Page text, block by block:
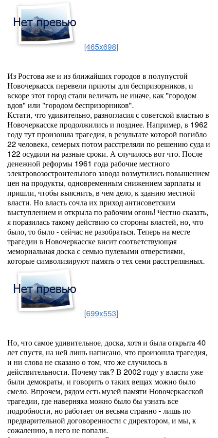
[465x698]
Из Ростова же и из ближайших городов в полупустой
Новочеркасск перевели приюты для беспризорников, и
вскоре этот город стали величать не иначе, как "городом
вдов" или "городом беспризорников".
Кстати, что удивительно, разногласия с советской властью в
Новочеркасске продолжились и позднее. Например, в 1962
году тут произошла трагедия, в результате которой погибло
22 человека, семерых потом расстреляли по решению суда и
122 осудили на разные сроки. А случилось вот что. После
денежной реформы 1961 года рабочие местного
электровозостроительного завода возмутились повышением
цен на продукты, одновременным снижением зарплаты и
пришли, чтобы выяснить, в чем дело, к зданию местной
власти. Но власть сочла их приход антисоветским
выступлением и открыла по рабочим огонь! Честно сказать,
я поразилась такому действию со стороны властей, но, что
было, то было - сейчас не разобраться. Теперь на месте
трагедии в Новочеркасске висит соответствующая
мемориальная доска с семью пулевыми отверстиями,
которые символизируют память о тех семи расстрелянных.
[699x553]
Но, что самое удивительное, доска, хотя и была открыта 40
лет спустя, на ней лишь написано, что произошла трагедия,
и ни слова не сказано о том, что же случилось в
действительности. Почему так? В 2002 году у власти уже
были демократы, и говорить о таких вещах можно было
смело. Впрочем, рядом есть музей памяти Новочеркасской
трагедии, где наверняка можно было бы узнать все
подробности, но работает он весьма странно - лишь по
предварительной договоренности с директором, и мы, к
сожалению, в него не попали.